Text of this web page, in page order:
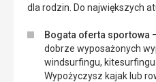
dla rodzin. Do największych
Bogata oferta sportowa
dobrze wyposażonych
windsurfingu, kitesurfingu
Wypożyczysz kajak lub